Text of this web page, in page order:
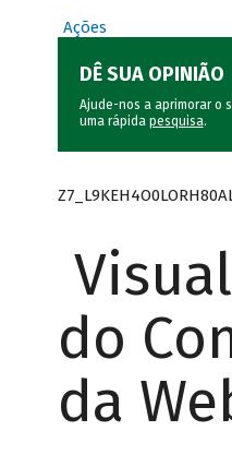
Ações
DÊ SUA OPINIÃO
Ajude-nos a aprimorar o
uma rápida pesquisa.
do
da